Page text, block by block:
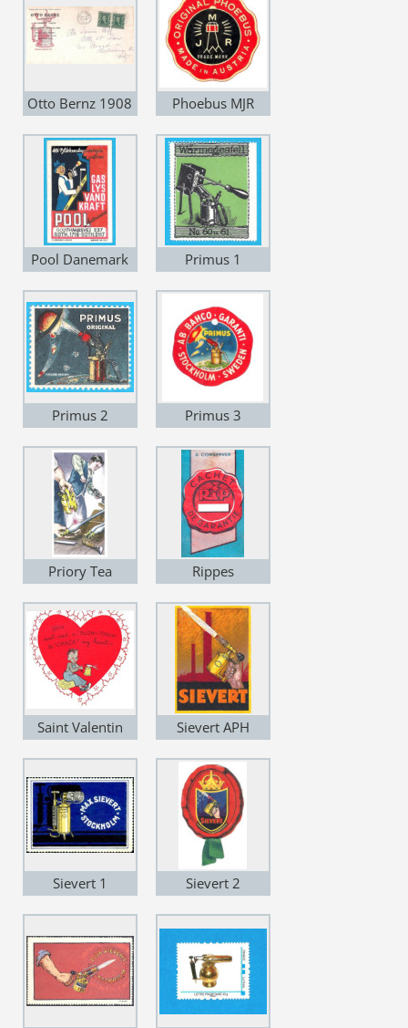
Otto Bernz 1908 Phoebus MJR
Pool Danemark Primus 1
Primus 2 Primus 3
Priory Tea Rippes
Saint Valentin Sievert APH
Sievert 1 Sievert 2